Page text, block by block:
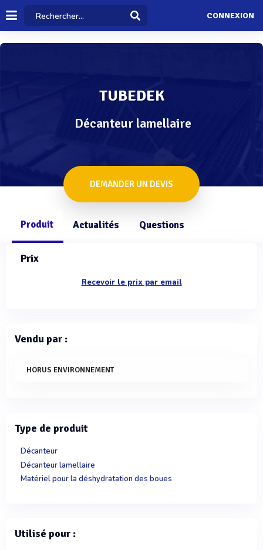
CONNEXION
TUBEDEK
Décanteur lamellaire
DEMANDER UN DEVIS
Produit Actualités Questions
Prix
Recevoir le prix par email
Vendu par :
HORUS ENVIRONNEMENT
Type de produit
Décanteur
Décanteur lamellaire
Matériel pour la déshydratation des boues
Utilisé pour :